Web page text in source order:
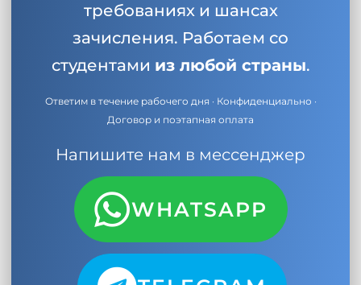
требованиях и шансах
зачисления. Работаем со
студентами из любой страны.
Ответим в течение рабочего дня · Конфиденциально ·
Договор и поэтапная оплата
Напишите нам в мессенджер
WHATSAPP